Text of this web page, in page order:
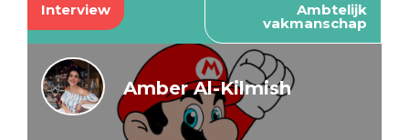
Interview Ambtelijk
vakmanschap
Amber Al-Kilmish